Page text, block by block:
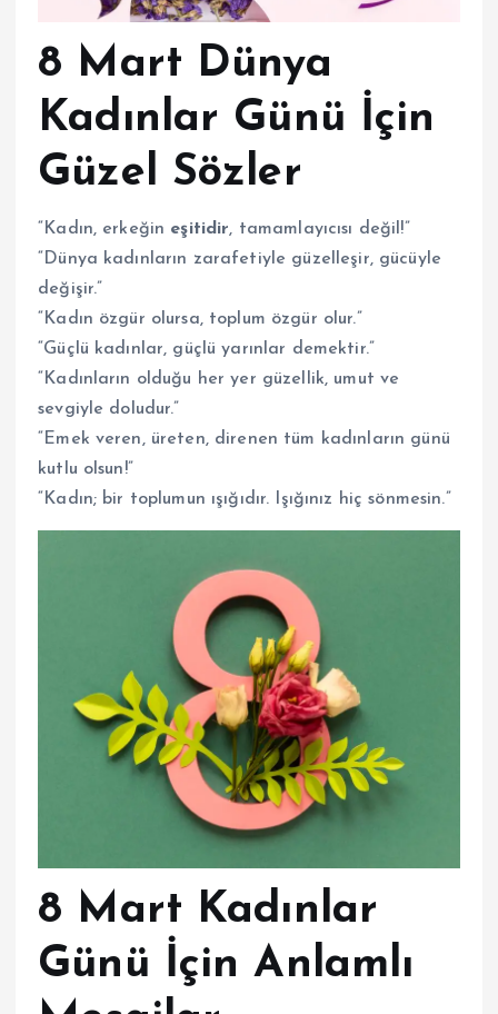
8 Mart Dünya
Kadınlar Günü İçin
Güzel Sözler
“Kadın, erkeğin eşitidir, tamamlayıcısı değil!”
“Dünya kadınların zarafetiyle güzelleşir, gücüyle
değişir.”
“Kadın özgür olursa, toplum özgür olur.”
“Güçlü kadınlar, güçlü yarınlar demektir.”
“Kadınların olduğu her yer güzellik, umut ve
sevgiyle doludur.”
“Emek veren, üreten, direnen tüm kadınların günü
kutlu olsun!”
“Kadın; bir toplumun ışığıdır. Işığınız hiç sönmesin.”
8 Mart Kadınlar
Günü İçin Anlamlı